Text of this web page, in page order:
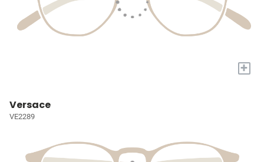
+
Versace
VE2289